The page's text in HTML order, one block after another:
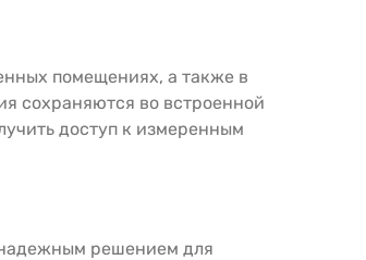
помещениях, а также в
сохраняются во встроенной
доступ к измеренным
надежным решением для